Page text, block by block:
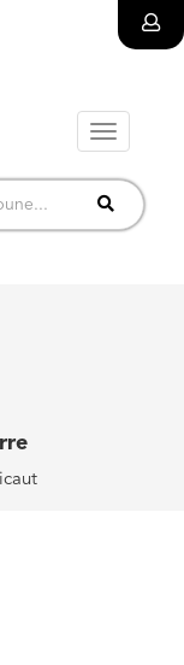
Toggle